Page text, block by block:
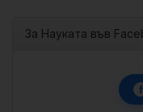
За Науката във
f